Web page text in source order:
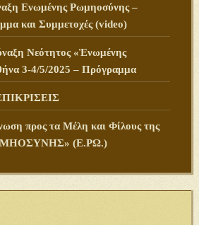
Ενωμένης Ρωμηοσύνης –
και Συμμετοχές (video)
Νεότητος «Ἑνωμένης
3-4/5/2025 – Πρόγραμμα
προς τα Μέλη και Φίλους της
(Ε.ΡΩ.)